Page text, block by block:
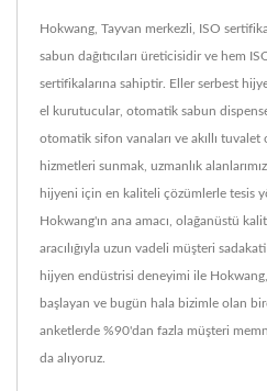
Hokwang, Tayvan merkezli, ISO
sabun dağıtıcıları üreticisidir ve hem
sertifikalarına sahiptir. Eller serbest
el kurutucular, otomatik sabun
otomatik sifon vanaları ve akıllı
hizmetleri sunmak, uzmanlık
hijyeni için en kaliteli çözümlerle tesis
Hokwang'ın ana amacı, olağanüstü
aracılığıyla uzun vadeli müşteri
hijyen endüstrisi deneyimi ile
başlayan ve bugün hala bizimle olan
anketlerde %90'dan fazla müşteri
da alıyoruz.